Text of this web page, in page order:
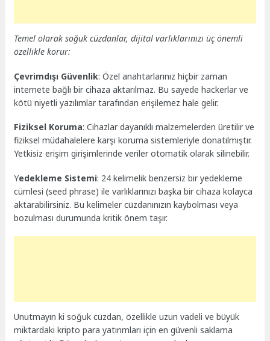
Temel olarak soğuk cüzdanlar, dijital varlıklarınızı üç önemli
özellikle korur:
Çevrimdışı Güvenlik: Özel anahtarlarınız hiçbir zaman
internete bağlı bir cihaza aktarılmaz. Bu sayede hackerlar ve
kötü niyetli yazılımlar tarafından erişilemez hale gelir.
Fiziksel Koruma: Cihazlar dayanıklı malzemelerden üretilir ve
fiziksel müdahalelere karşı koruma sistemleriyle donatılmıştır.
Yetkisiz erişim girişimlerinde veriler otomatik olarak silinebilir.
Yedekleme Sistemi: 24 kelimelik benzersiz bir yedekleme
cümlesi (seed phrase) ile varlıklarınızı başka bir cihaza kolayca
aktarabilirsiniz. Bu kelimeler cüzdanınızın kaybolması veya
bozulması durumunda kritik önem taşır.
Unutmayın ki soğuk cüzdan, özellikle uzun vadeli ve büyük
miktardaki kripto para yatırımları için en güvenli saklama